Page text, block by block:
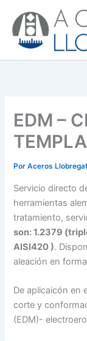
contenido
EDM –
PorAceros
Servicio directo
herramientas
tratamiento,
son: 1.2379
AISI420 ).
aleación en
De aplicaicón en
corte y
(EDM)-